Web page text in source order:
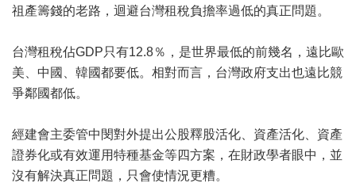
祖產籌錢的老路，迴避台灣租稅負擔率過低的真正問題。
台灣租稅佔GDP只有12.8％，是世界最低的前幾名，遠比歐
美、中國、韓國都要低。相對而言，台灣政府支出也遠比競
爭鄰國都低。
經建會主委管中閔對外提出公股釋股活化、資產活化、資產
證券化或有效運用特種基金等四方案，在財政學者眼中，並
沒有解決真正問題，只會使情況更糟。